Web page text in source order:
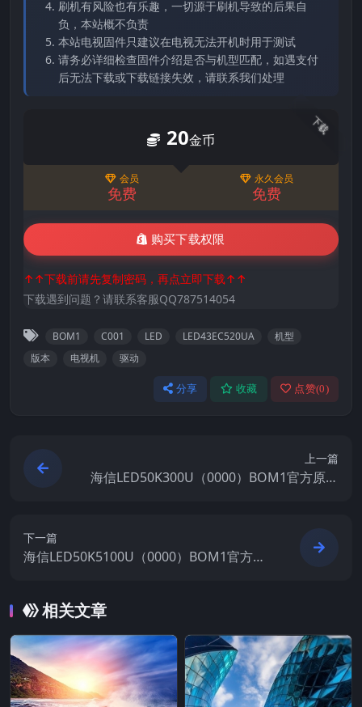
刷机有风险也有乐趣，一切源于刷机导致的后果自
负，本站概不负责
本站电视固件只建议在电视无法开机时用于测试
请务必详细检查固件介绍是否与机型匹配，如遇支付
后无法下载或下载链接失效，请联系我们处理
下载
20金币
会员
免费
永久会员
免费
购买下载权限
↑↑下载前请先复制密码，再点立即下载↑↑
下载遇到问题？请联系客服QQ787514054
BOM1 C001 LED LED43EC520UA
机型
版本
电视机 驱动
分享 收藏 点赞(0)
上一篇
海信LED50K300U（0000）BOM1官方原厂
下一篇
海信LED50K5100U（0000）BOM1官方原
相关文章